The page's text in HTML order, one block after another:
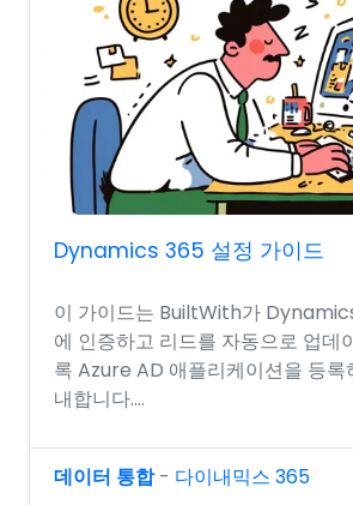
Dynamics 365 설정 가이드
이 가이드는 BuiltWith가
에 인증하고 리드를 자동으로 업데
록 Azure AD 애플리케이션을 등록
내합니다....
데이터 통합- 다이내믹스 365